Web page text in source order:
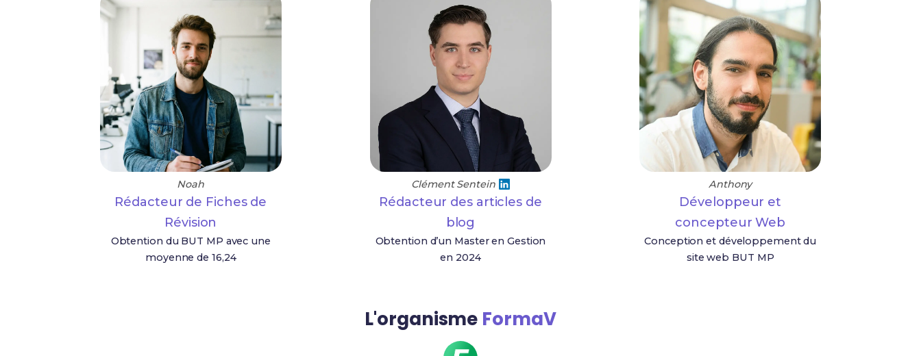
Noah
Rédacteur de Fiches de
Révision
Obtention du BUT MP avec une
moyenne de 16,24
Clément Sentein
Rédacteur des articles de
blog
Obtention d’un Master en Gestion
en 2024
Anthony
Développeur et
concepteur Web
Conception et développement du
site web BUT MP
L'organisme FormaV